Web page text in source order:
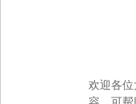
欢迎各